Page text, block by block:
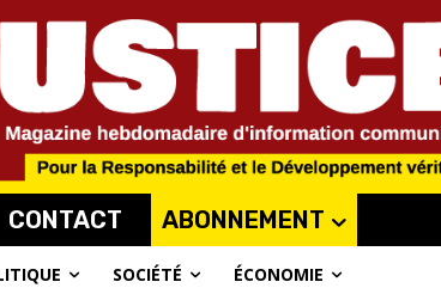
CONTACT ABONNEMENT
SOCIÉTÉ ÉCONOMIE